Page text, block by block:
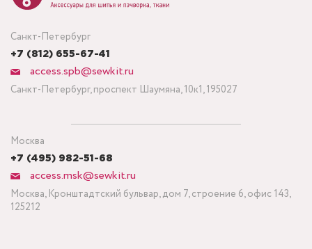
Санкт-Петербург
+7 (812) 655-67-41
access.spb@sewkit.ru
Санкт-Петербург, проспект Шаумяна, 10к1, 195027
Москва
+7 (495) 982-51-68
access.msk@sewkit.ru
Москва, Кронштадтский бульвар, дом 7, строение 6, офис 143,
125212